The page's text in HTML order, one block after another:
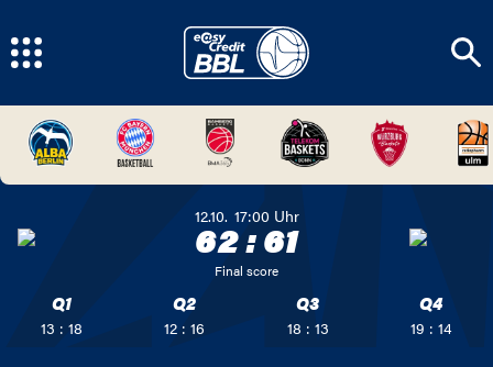
12.10. 17:00 Uhr
62:61
Final score
Q1
13 : 18
Q2
12 : 16
Q3
18 : 13
Q4
19 : 14